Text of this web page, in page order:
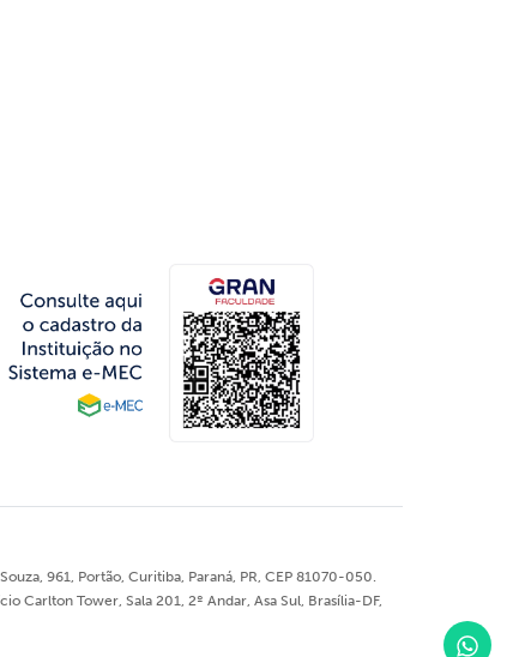
961, Portão, Curitiba, Paraná, PR, CEP 81070-050.
Carlton Tower, Sala 201, 2º Andar, Asa Sul, Brasília-DF,